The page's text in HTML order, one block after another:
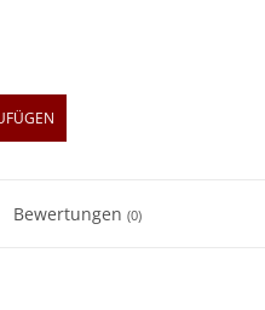
Bewertungen (0)